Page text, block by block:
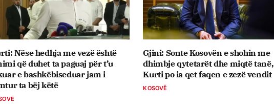
Nëse hedhja me vezë është
që duhet ta paguaj për t’u
e bashkëbiseduar jam i
ta bëj këtë
Gjini: Sonte Kosovën e shohin me
dhimbje qytetarët dhe miqtë tanë,
Kurti po ia qet faqen e zezë vendit
KOSOVË